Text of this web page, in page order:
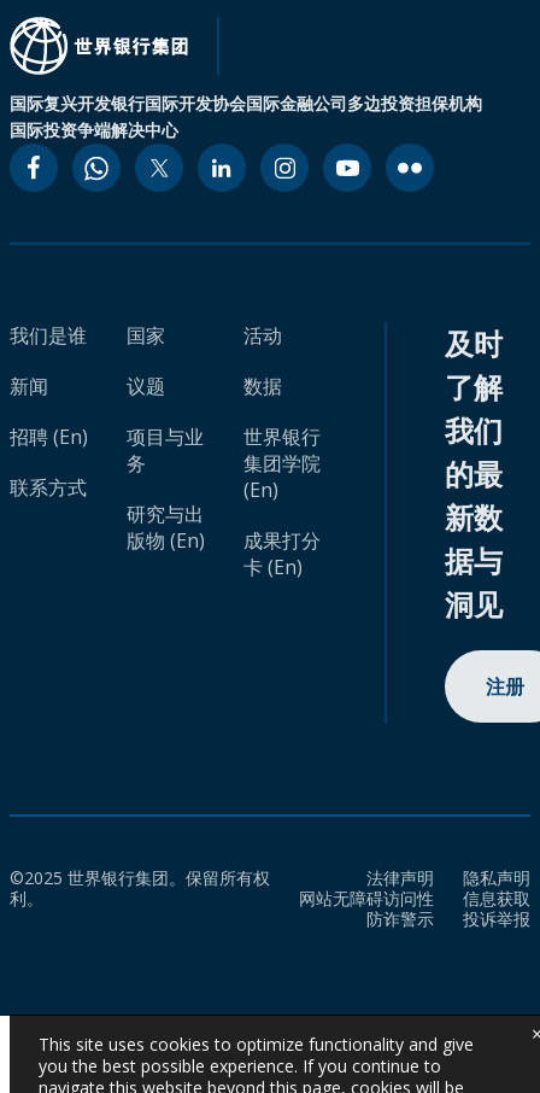
国际复兴开发银行国际开发协会国际金融公司多边投资担保机构
国际投资争端解决中心
我们是谁
新闻
招聘 (En)
联系方式
国家
议题
项目与业
务
研究与出
版物 (En)
活动
数据
世界银行
集团学院
(En)
成果打分
卡 (En)
及时
了解
我们
的最
新数
据与
洞见
注册
©2025 世界银行集团。保留所有权
利。
法律声明
隐私声明
网站无障碍访问性
信息获取
防诈警示
投诉举报
This site uses cookies to optimize functionality and give
you the best possible experience. If you continue to
navigate this website beyond this page, cookies will be